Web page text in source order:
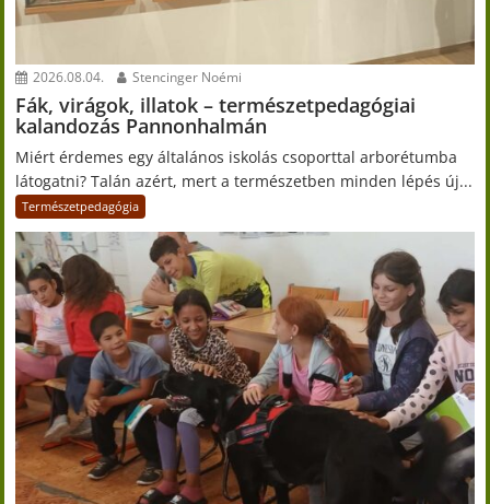
2026.08.04. Stencinger Noémi
Fák, virágok, illatok – természetpedagógiai
kalandozás Pannonhalmán
Miért érdemes egy általános iskolás csoporttal arborétumba
látogatni? Talán azért, mert a természetben minden lépés új...
Természetpedagógia